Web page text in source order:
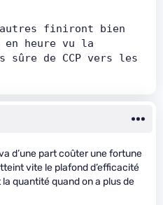
heure vu la
sûre de CCP vers les
d’une part coûter une fortune
vite le plafond d’efficacité
quantité quand on a plus de